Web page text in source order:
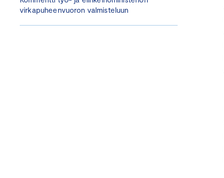
virkapuheenvuoron valmisteluun